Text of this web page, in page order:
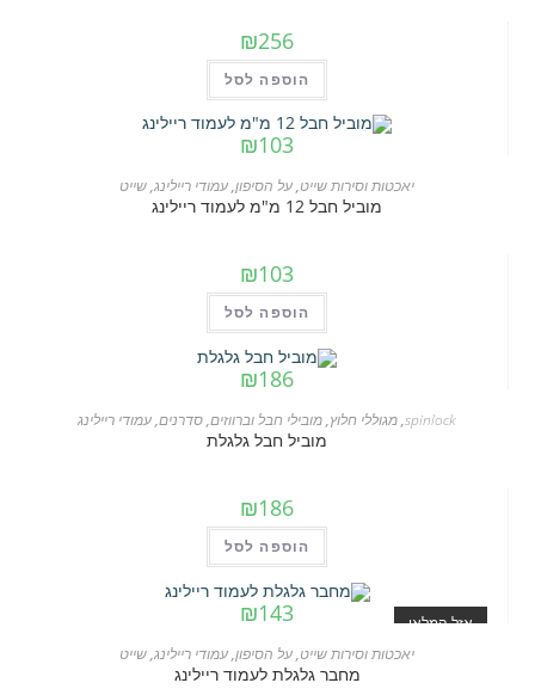
₪256
הוספה לסל
₪103
יאכטות וסירות שייט,על הסיפון,עמודי ריילינג,שייט
מוביל חבל 12 מ"מ לעמוד ריילינג
₪103
הוספה לסל
₪186
spinlock
,מגוללי חלוץ,מובילי חבל וברווזים,סדרנים,עמודי ריילינג
מוביל חבל גלגלת
₪186
הוספה לסל
אזל המלאי ₪143
יאכטות וסירות שייט,על הסיפון,עמודי ריילינג,שייט
מחבר גלגלת לעמוד ריילינג